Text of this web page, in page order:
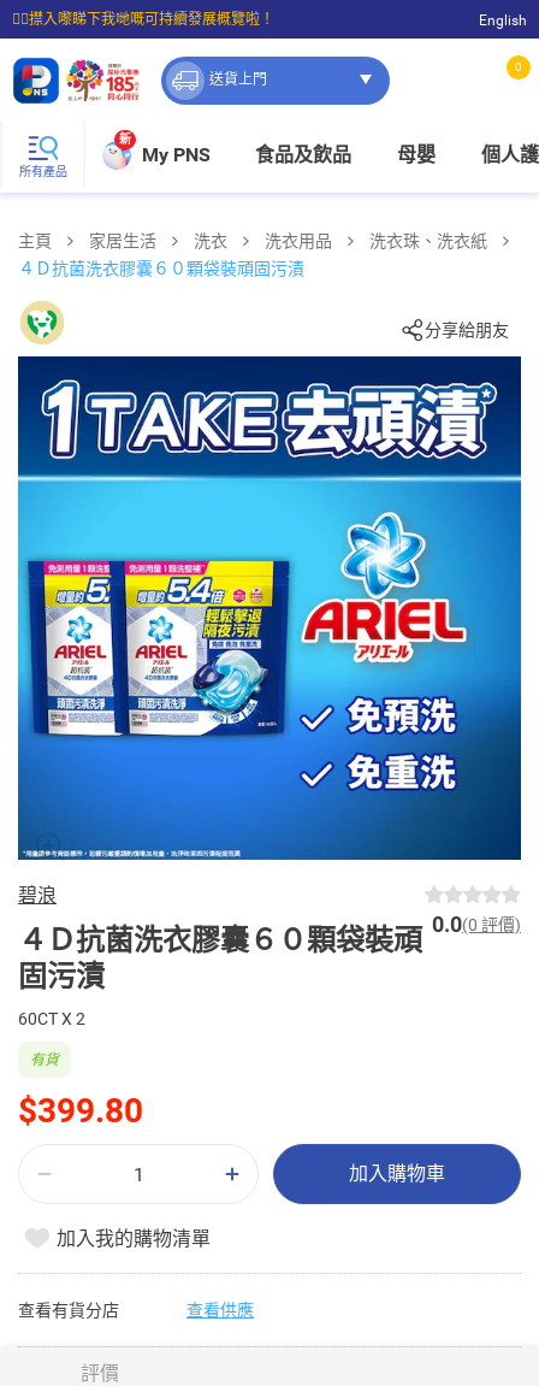
☝🏼㩒入嚟睇下我哋嘅可持續發展概覽啦！
⭐購物滿$399即享免費送貨；滿$100即可免費店取。
English
送貨上門
0
所有產品
新
My PNS 食品及飲品 母嬰 個人
主頁 家居生活 洗衣 洗衣用品
洗衣珠、洗衣紙
４Ｄ抗菌洗衣膠囊６０顆袋裝頑固污漬
分享給朋友
碧浪
４Ｄ抗菌洗衣膠囊６０顆袋裝頑
固污漬
0.0(0 評價)
60CT X 2
$399.80
有貨
加入購物車
加入我的購物清單
查看有貨分店 查看供應
評價